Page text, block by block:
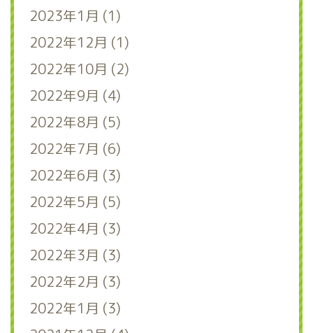
2023年1月 (1)
2022年12月 (1)
2022年10月 (2)
2022年9月 (4)
2022年8月 (5)
2022年7月 (6)
2022年6月 (3)
2022年5月 (5)
2022年4月 (3)
2022年3月 (3)
2022年2月 (3)
2022年1月 (3)